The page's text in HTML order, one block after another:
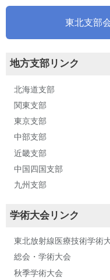
東北支部
地方支部リンク
北海道支部
関東支部
東京支部
中部支部
近畿支部
中国四国支部
九州支部
学術大会リンク
東北放射線医療技術学術
総会・学術大会
秋季学術大会